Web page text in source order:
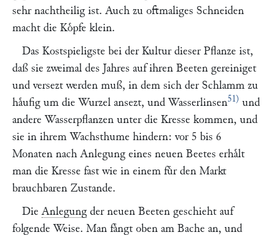
sehr nachtheilig ist. Auch zu oftmaliges Schneiden
macht die Koͤpfe klein.
Das Kostspieligste bei der Kultur dieser Pflanze ist,
daß sie zweimal des Jahres auf ihren Beeten gereiniget
und versezt werden muß, in dem sich der Schlamm zu
haͤufig um die Wurzel ansezt, und Wasserlinsen51) und
andere Wasserpflanzen unter die Kresse kommen, und
sie in ihrem Wachsthume hindern: vor 5 bis 6
Monaten nach Anlegung eines neuen Beetes erhaͤlt
man die Kresse fast wie in einem fuͤr den Markt
brauchbaren Zustande.
Die Anlegung der neuen Beeten geschieht auf
folgende Weise. Man faͤngt oben am Bache an, und